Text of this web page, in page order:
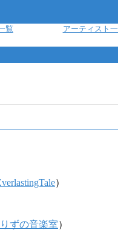
覧 アーティスト
）
ずの音楽室）